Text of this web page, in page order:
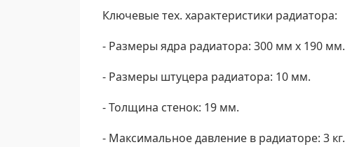
Ключевые тех. характеристики радиатора:
- Размеры ядра радиатора: 300 мм х 190 мм.
- Размеры штуцера радиатора: 10 мм.
- Толщина стенок: 19 мм.
- Максимальное давление в радиаторе: 3 кг.